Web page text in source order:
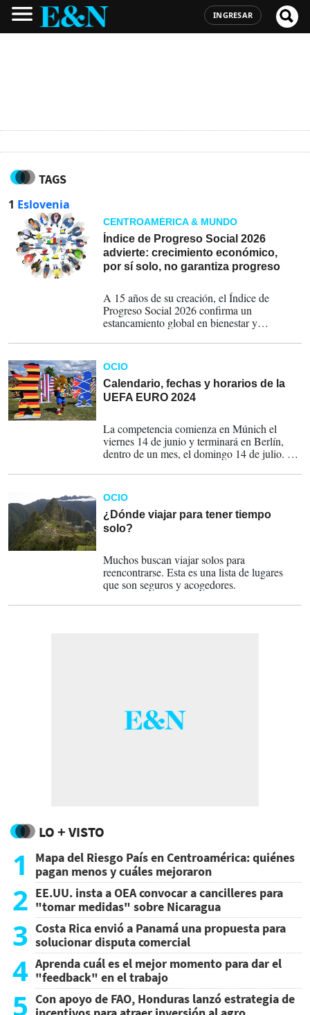
INGRESAR
TAGS
1 Eslovenia
CENTROAMÉRICA & MUNDO
Índice de Progreso Social 2026
advierte: crecimiento económico,
por sí solo, no garantiza progreso
A 15 años de su creación, el Índice de
Progreso Social 2026 confirma un
estancamiento global en bienestar y
una debilidad estructural: la profunda brecha
en educación avanzada que amenaza su
competitividad, capacidad de innovación y
desarrollo futuro.
OCIO
Calendario, fechas y horarios de la
UEFA EURO 2024
La competencia comienza en Múnich el
viernes 14 de junio y terminará en Berlín,
dentro de un mes, el domingo 14 de julio. La
esperados por los amantes del fútbol.
OCIO
¿Dónde viajar para tener tiempo
solo?
Muchos buscan viajar solos para
reencontrarse. Esta es una lista de lugares
que son seguros y acogedores.
LO + VISTO
1
Mapa del Riesgo País en Centroamérica: quiénes
pagan menos y cuáles mejoraron
2 EE.UU. insta a OEA convocar a cancilleres para
"tomar medidas" sobre Nicaragua
3 Costa Rica envió a Panamá una propuesta para
solucionar disputa comercial
4 Aprenda cuál es el mejor momento para dar el
"feedback" en el trabajo
5 Con apoyo de FAO, Honduras lanzó estrategia de